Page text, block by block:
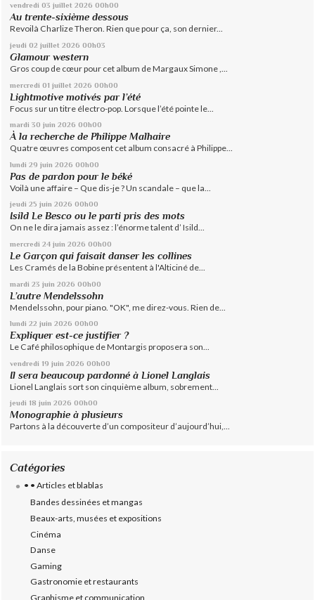
vendredi 03 juillet 2026 00h00
Au trente-sixième dessous
Revoilà Charlize Theron. Rien que pour ça, son dernier...
jeudi 02 juillet 2026 00h03
Glamour western
Gros coup de cœur pour cet album de Margaux Simone ,...
mercredi 01 juillet 2026 00h00
Lightmotive motivés par l’été
Focus sur un titre électro-pop. Lorsque l’été pointe le...
mardi 30 juin 2026 00h00
À la recherche de Philippe Malhaire
Quatre œuvres composent cet album consacré à Philippe...
lundi 29 juin 2026 00h00
Pas de pardon pour le béké
Voilà une affaire – Que dis-je ? Un scandale – que la...
jeudi 25 juin 2026 00h00
Isild Le Besco ou le parti pris des mots
On ne le dira jamais assez : l’énorme talent d’ Isild...
mercredi 24 juin 2026 00h00
Le Garçon qui faisait danser les collines
Les Cramés de la Bobine présentent à l'Alticiné de...
mardi 23 juin 2026 00h00
L’autre Mendelssohn
Mendelssohn, pour piano. "OK", me direz-vous. Rien de...
lundi 22 juin 2026 00h00
Expliquer est-ce justifier ?
Le Café philosophique de Montargis proposera son...
vendredi 19 juin 2026 00h00
Il sera beaucoup pardonné à Lionel Langlais
Lionel Langlais sort son cinquième album, sobrement...
jeudi 18 juin 2026 00h00
Monographie à plusieurs
Partons à la découverte d’un compositeur d’aujourd’hui,...
Catégories
• • Articles et blablas
Bandes dessinées et mangas
Beaux-arts, musées et expositions
Cinéma
Danse
Gaming
Gastronomie et restaurants
Graphisme et communication